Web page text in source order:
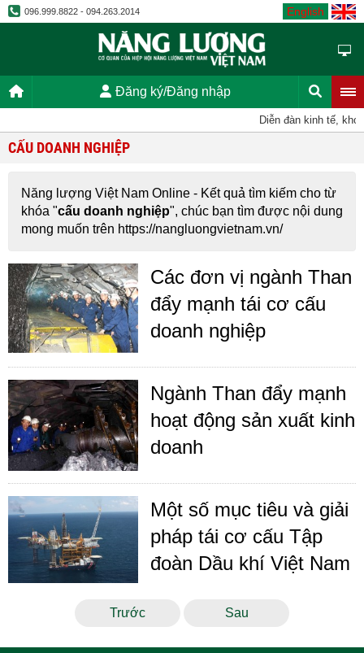
096.999.8822 - 094.263.2014 English
Đăng ký/Đăng nhập
Diễn đàn kinh tế,
CẤU DOANH NGHIỆP
Năng lượng Việt Nam Online - Kết quả tìm kiếm cho từ
khóa "cấu doanh nghiệp", chúc bạn tìm được nội dung
mong muốn trên https://nangluongvietnam.vn/
Các đơn vị ngành Than
đẩy mạnh tái cơ cấu
doanh nghiệp
Ngành Than đẩy mạnh
hoạt động sản xuất kinh
doanh
Một số mục tiêu và giải
pháp tái cơ cấu Tập
đoàn Dầu khí Việt Nam
Trước Sau